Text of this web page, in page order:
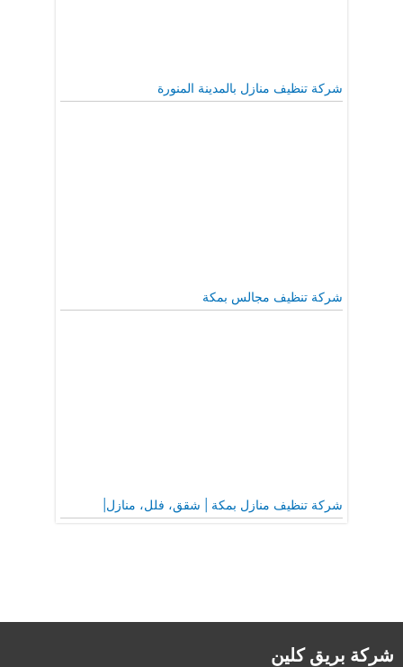
شركة تنظيف منازل بالمدينة المنورة
شركة تنظيف مجالس بمكة
شركة تنظيف منازل بمكة | شقق، فلل، منازل|
شركة بريق كلين